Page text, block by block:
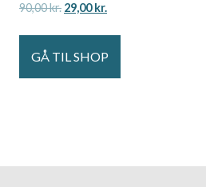
90,00kr. 29,00kr.
GÅ TIL SHOP